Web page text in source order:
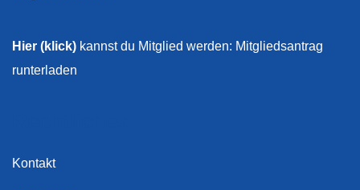
Hier (klick) kannst du Mitglied werden: Mitgliedsantrag
runterladen
Kontakt